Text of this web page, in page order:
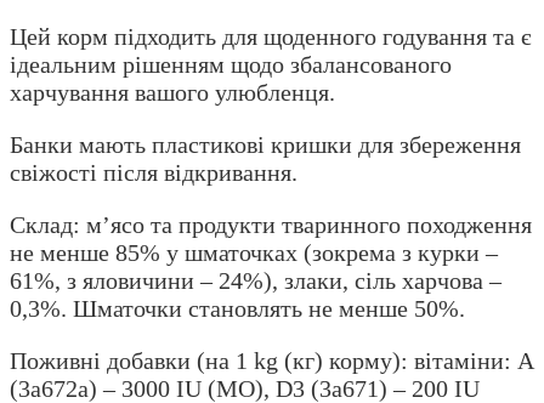
Цей корм підходить для щоденного годування та є
ідеальним рішенням щодо збалансованого
харчування вашого улюбленця.
Банки мають пластикові кришки для збереження
свіжості після відкривання.
Склад: м’ясо та продукти тваринного походження
не менше 85% у шматочках (зокрема з курки –
61%, з яловичини – 24%), злаки, сіль харчова –
0,3%. Шматочки становлять не менше 50%.
Поживні добавки (на 1 kg (кг) корму): вітаміни: А
(3а672а) – 3000 IU (МО), D3 (3а671) – 200 IU